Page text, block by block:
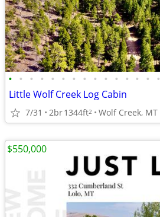
• • • • • • • • • • • • • • •
Little Wolf Creek Log Cabin
7/31 2br1344ft2 Wolf Creek, MT
$550,000